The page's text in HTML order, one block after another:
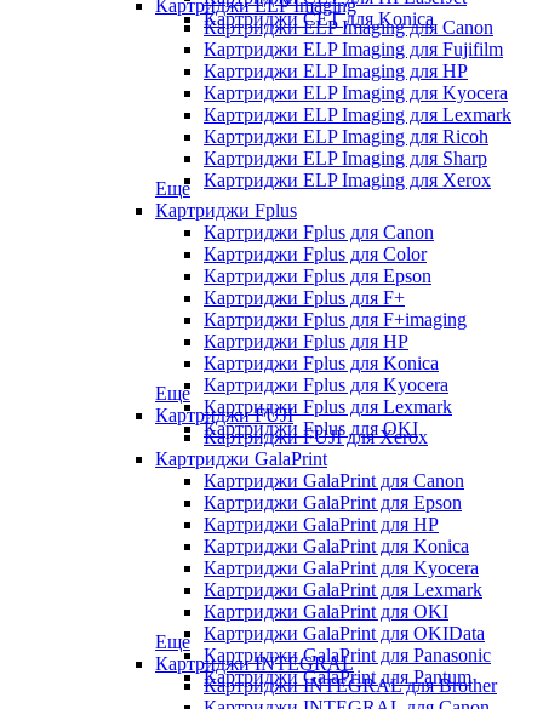
Картриджи CET для Konica
Картриджи ELP Imaging
Картриджи ELP Imaging для Canon
Картриджи ELP Imaging для Fujifilm
Картриджи ELP Imaging для HP
Картриджи ELP Imaging для Kyocera
Картриджи ELP Imaging для Lexmark
Картриджи ELP Imaging для Ricoh
Картриджи ELP Imaging для Sharp
Картриджи ELP Imaging для Xerox
Еще
Картриджи Fplus
Картриджи Fplus для Canon
Картриджи Fplus для Color
Картриджи Fplus для Epson
Картриджи Fplus для F+
Картриджи Fplus для F+imaging
Картриджи Fplus для HP
Картриджи Fplus для Konica
Картриджи Fplus для Kyocera
Картриджи Fplus для Lexmark
Картриджи Fplus для OKI
Еще
Картриджи FUJI
Картриджи FUJI для Xerox
Картриджи GalaPrint
Картриджи GalaPrint для Canon
Картриджи GalaPrint для Epson
Картриджи GalaPrint для HP
Картриджи GalaPrint для Konica
Картриджи GalaPrint для Kyocera
Картриджи GalaPrint для Lexmark
Картриджи GalaPrint для OKI
Картриджи GalaPrint для OKIData
Картриджи GalaPrint для Panasonic
Картриджи GalaPrint для Pantum
Еще
Картриджи INTEGRAL
Картриджи INTEGRAL для Brother